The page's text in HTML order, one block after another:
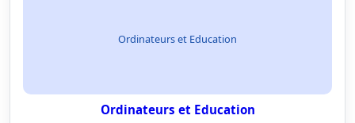
Ordinateurs et Education
Ordinateurs et Education